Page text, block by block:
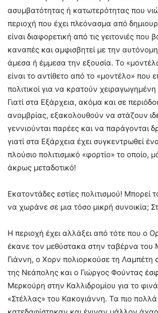
ασυμβατότητας ή κατωτερότητας που
περιοχή που έχει πλεόνασμα από
είναι διαφορετική από τις γειτονιές που
καναπές και αμφισβητεί με την
άμεσα ή έμμεσα την εξουσία. Το
είναι το αντίθετο από το «μοντέλο» που
πολιτικοί για να κρατούν
Γιατί στα Εξάρχεια, ακόμα και σε
ανομβρίας, εξακολουθούν να στάζουν
γεννιούνται παρέες και να παράγονται
γιατί στα Εξάρχεια έχει συγκεντρωθεί
πλούσιο πολιτισμικό «φορτίο» το οποίο,
άκρως μεταδοτικό!
Εκατοντάδες εστίες πολιτισμού! Μπορεί
να χωράνε σε μια τόσο μικρή συνοικία;
Η περιοχή έχει αλλάξει από τότε που ο
έκανε τον μεθύστακα στην ταβέρνα
Γιάννη, ο Χορν πολιορκούσε τη Λαμπέτη
της Νεάπολης και ο Γιώργος Φούντας
Μερκούρη στην Καλλιδρομίου για το
«Στέλλας» του Κακογιάννη. Τα πιο